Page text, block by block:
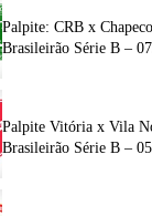
Palpite: CRB x
Brasileirão Série B –
Palpite Vitória x Vila
Brasileirão Série B –